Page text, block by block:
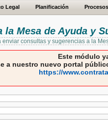
Legal Planificación Procesos
la Mesa de Ayuda y
consultas y sugerencias a la
Este módulo
a nuestro nuevo portal
https://